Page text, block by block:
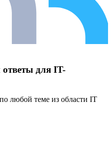
для IT-
любой теме из области IT